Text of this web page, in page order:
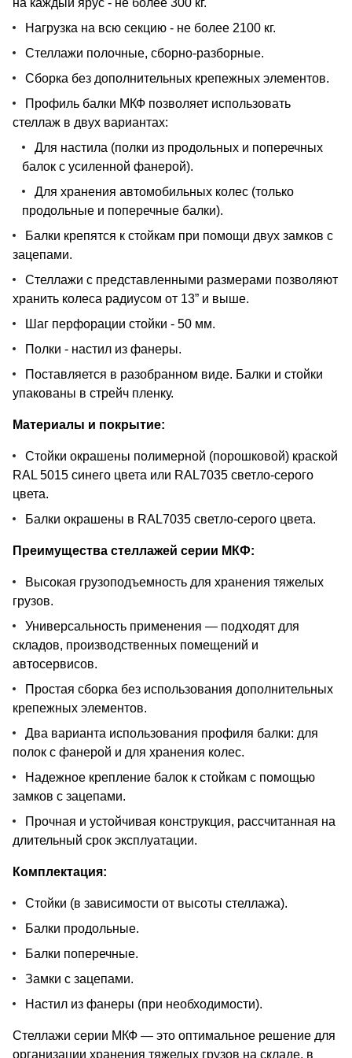
на каждый ярус - не более 300 кг.
Нагрузка на всю секцию - не более 2100 кг.
Стеллажи полочные, сборно-разборные.
Сборка без дополнительных крепежных элементов.
Профиль балки МКФ позволяет использовать
стеллаж в двух вариантах:
Для настила (полки из продольных и поперечных
балок с усиленной фанерой).
Для хранения автомобильных колес (только
продольные и поперечные балки).
Балки крепятся к стойкам при помощи двух замков с
зацепами.
Стеллажи с представленными размерами позволяют
хранить колеса радиусом от 13” и выше.
Шаг перфорации стойки - 50 мм.
Полки - настил из фанеры.
Поставляется в разобранном виде. Балки и стойки
упакованы в стрейч пленку.
Материалы и покрытие:
Стойки окрашены полимерной (порошковой) краской
RAL 5015 синего цвета или RAL7035 светло-серого
цвета.
Балки окрашены в RAL7035 светло-серого цвета.
Преимущества стеллажей серии МКФ:
Высокая грузоподъемность для хранения тяжелых
грузов.
Универсальность применения — подходят для
складов, производственных помещений и
автосервисов.
Простая сборка без использования дополнительных
крепежных элементов.
Два варианта использования профиля балки: для
полок с фанерой и для хранения колес.
Надежное крепление балок к стойкам с помощью
замков с зацепами.
Прочная и устойчивая конструкция, рассчитанная на
длительный срок эксплуатации.
Комплектация:
Стойки (в зависимости от высоты стеллажа).
Балки продольные.
Балки поперечные.
Замки с зацепами.
Настил из фанеры (при необходимости).
Стеллажи серии МКФ — это оптимальное решение для
организации хранения тяжелых грузов на складе, в